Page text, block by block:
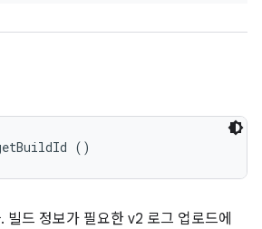
()
빌드 정보가 필요한 v2 로그 업로드에